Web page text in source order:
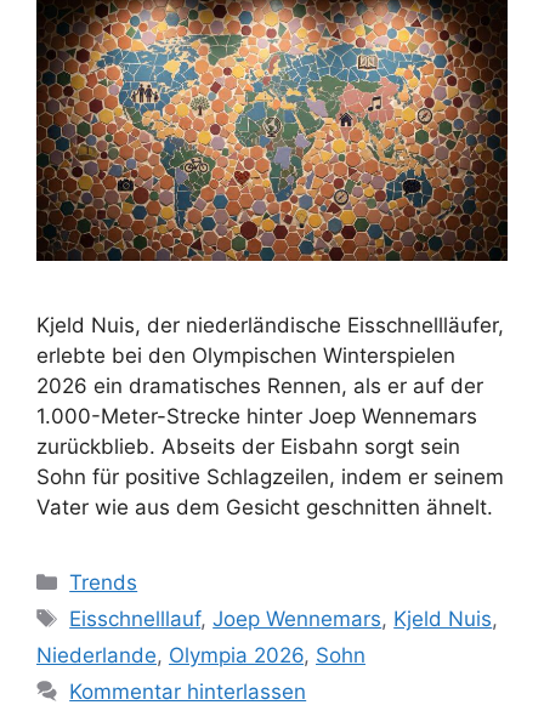
Kjeld Nuis, der niederländische Eisschnellläufer,
erlebte bei den Olympischen Winterspielen
2026 ein dramatisches Rennen, als er auf der
1.000-Meter-Strecke hinter Joep Wennemars
zurückblieb. Abseits der Eisbahn sorgt sein
Sohn für positive Schlagzeilen, indem er seinem
Vater wie aus dem Gesicht geschnitten ähnelt.
Kategorien
Trends
Schlagwörter
Eisschnelllauf,Joep Wennemars, Kjeld Nuis,
Niederlande, Olympia 2026, Sohn
Kommentar hinterlassen